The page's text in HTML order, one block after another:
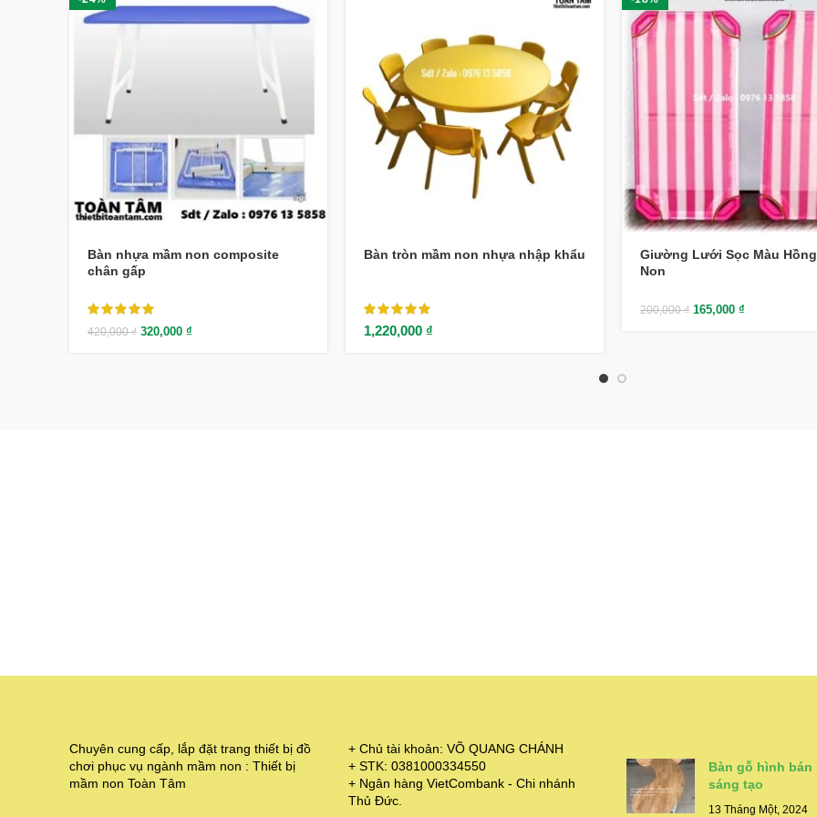
Bàn nhựa mầm non composite
chân gấp
420,000₫ 320,000 ₫
Bàn tròn mầm non nhựa nhập khẩu
1,220,000 ₫
Giường Lưới Sọc Màu
Non
200,000₫ 165,000 ₫
Chuyên cung cấp, lắp đặt trang thiết bị đồ
chơi phục vụ ngành mầm non : Thiết bị
mầm non Toàn Tâm
+ Chủ tài khoản: VÕ QUANG CHÁNH
+ STK: 0381000334550
+ Ngân hàng VietCombank - Chi nhánh
Thủ Đức.
Bàn gỗ hình bán
sáng tạo
13 Tháng Một, 2024